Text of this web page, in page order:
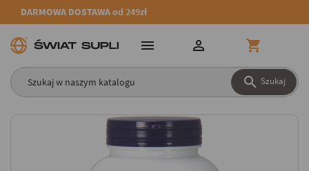
DARMOWA DOSTAWA od 249zł
 Szukaj
  